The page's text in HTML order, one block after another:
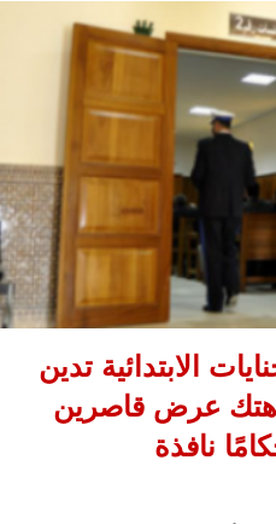
الابتدائية تدين
هتك عرض قاصرين
نافذة